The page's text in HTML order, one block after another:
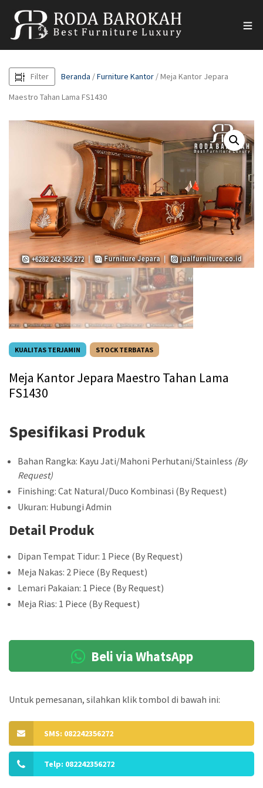
Filter Beranda /Furniture Kantor / Meja Kantor Jepara
Maestro Tahan Lama FS1430
KUALITAS TERJAMIN STOCK TERBATAS
Meja Kantor Jepara Maestro Tahan Lama
FS1430
Spesifikasi Produk
Bahan Rangka: Kayu Jati/Mahoni Perhutani/Stainless (By
Request)
Finishing: Cat Natural/Duco Kombinasi (By Request)
Ukuran: Hubungi Admin
Detail Produk
Dipan Tempat Tidur: 1 Piece (By Request)
Meja Nakas: 2 Piece (By Request)
Lemari Pakaian: 1 Piece (By Request)
Meja Rias: 1 Piece (By Request)
Beli via WhatsApp
Untuk pemesanan, silahkan klik tombol di bawah ini:
SMS: 082242356272
Telp: 082242356272